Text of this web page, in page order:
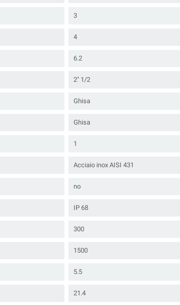
3
4
6.2
2" 1/2
Ghisa
Ghisa
1
Acciaio inox AISI 431
no
IP 68
300
1500
5.5
21.4